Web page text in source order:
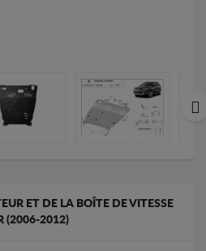
ET DE LA BOÎTE DE VITESSE
(2006-2012)